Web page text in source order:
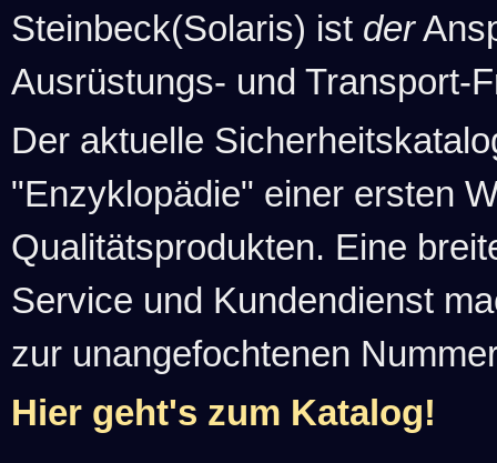
Steinbeck(Solaris) ist der
Ausrüstungs- und Transport-
Der aktuelle
"Enzyklopädie" einer ersten
Qualitätsprodukten. Eine
Service und Kundendienst
zur unangefochtenen
Hier geht's zum Katalog!